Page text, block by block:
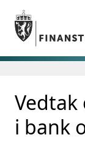
Gå til
Gå til søkesiden
nettstedet
i bank